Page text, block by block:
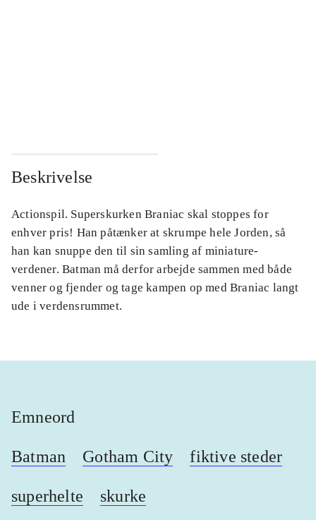
Beskrivelse
Actionspil. Superskurken Braniac skal stoppes for
enhver pris! Han påtænker at skrumpe hele Jorden, så
han kan snuppe den til sin samling af miniature-
verdener. Batman må derfor arbejde sammen med både
venner og fjender og tage kampen op med Braniac langt
ude i verdensrummet.
Emneord
Batman Gotham City fiktive steder
superhelte skurke